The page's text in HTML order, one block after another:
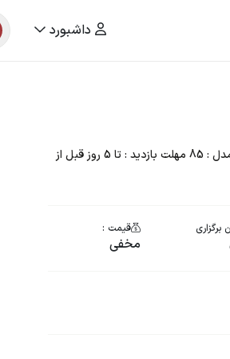
داشبورد
مزایده خودرو یک دستگاه پژو 405 رنگ : نقره ای مدل : 85 مهلت بازدید : تا 5 روز قبل از
برگزاری قیمت :
مخفی